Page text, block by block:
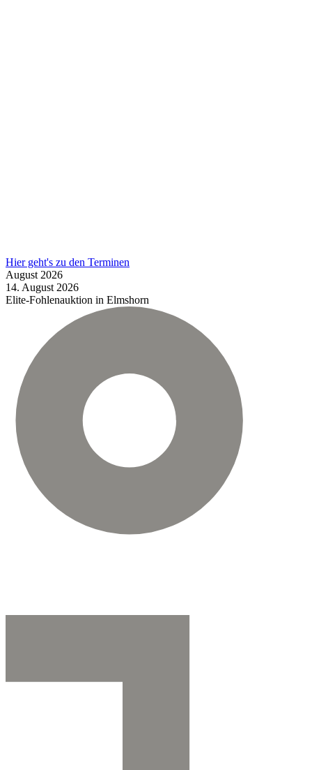
Hier geht's zu den Terminen
August 2026
14. August 2026
Elite-Fohlenauktion in Elmshorn